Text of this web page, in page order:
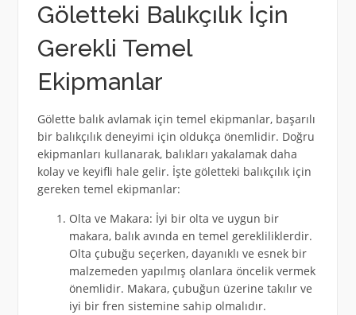
Göletteki Balıkçılık İçin
Gerekli Temel
Ekipmanlar
Gölette balık avlamak için temel ekipmanlar, başarılı
bir balıkçılık deneyimi için oldukça önemlidir. Doğru
ekipmanları kullanarak, balıkları yakalamak daha
kolay ve keyifli hale gelir. İşte göletteki balıkçılık için
gereken temel ekipmanlar:
Olta ve Makara: İyi bir olta ve uygun bir
makara, balık avında en temel gerekliliklerdir.
Olta çubuğu seçerken, dayanıklı ve esnek bir
malzemeden yapılmış olanlara öncelik vermek
önemlidir. Makara, çubuğun üzerine takılır ve
iyi bir fren sistemine sahip olmalıdır.